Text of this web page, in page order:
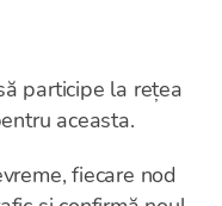
participe la rețea
aceasta.
fiecare nod